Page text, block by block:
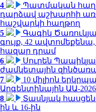
4
Պատմական
դարձավ աշխարհի
հաշվարկի հաղթող
5
Գագիկ
գույք, 42 ավտոմեքենա,
հազար դրամ
6
Սուրեն
ժամկետային
7
10 միլիոն
Արգենտինային ԱԱ-
8
Տասնյակ
ին և 16-ին